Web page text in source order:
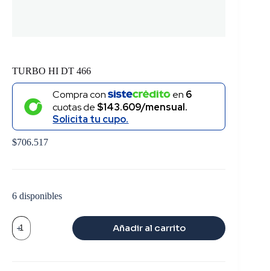
TURBO HI DT 466
Compra con en 6
cuotas de $143.609/mensual.
Solicita tu cupo.
$706.517
6 disponibles
TURBO
HI
DT
Añadir al carrito